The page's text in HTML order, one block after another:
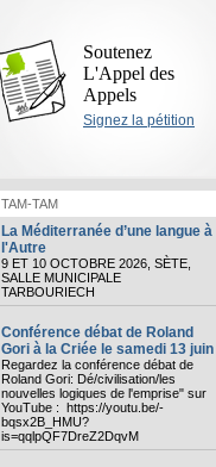
Soutenez
L'Appel des
Appels
Signez la pétition
TAM-TAM
La Méditerranée d’une langue à
l'Autre
9 ET 10 OCTOBRE 2026, SÈTE,
SALLE MUNICIPALE
TARBOURIECH
Conférence débat de Roland
Gori à la Criée le samedi 13 juin
Regardez la conférence débat de
Roland Gori: Dé/civilisation/les
nouvelles logiques de l'emprise" sur
YouTube : https://youtu.be/-
bqsx2B_HMU?
is=qqlpQF7DreZ2DqvM